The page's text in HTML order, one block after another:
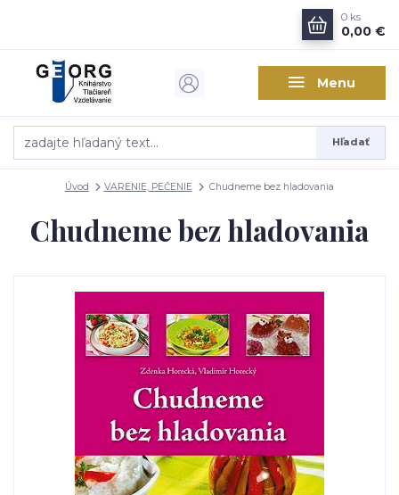
Menu
Hľadať
0 ks
0,00 €
Úvod VARENIE, PEČENIE Chudneme bez hladovania
Chudneme bez hladovania